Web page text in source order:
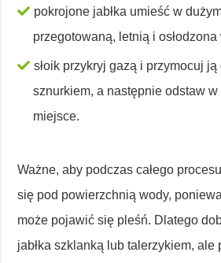
pokrojone jabłka umieść w
przegotowaną, letnią i osłodzona
słoik przykryj gazą i przymocuj
sznurkiem, a następnie odstaw w
miejsce.
Ważne, aby podczas całego
się pod powierzchnią wody,
może pojawić się pleśń. Dlatego
jabłka szklanką lub talerzykiem, ale